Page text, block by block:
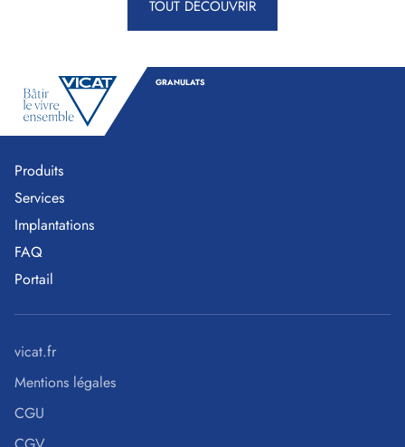
TOUT DÉCOUVRIR
GRANULATS
Produits
Services
Implantations
FAQ
Portail
vicat.fr
Mentions légales
CGU